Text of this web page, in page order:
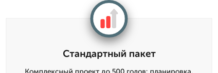
Стандартный пакет